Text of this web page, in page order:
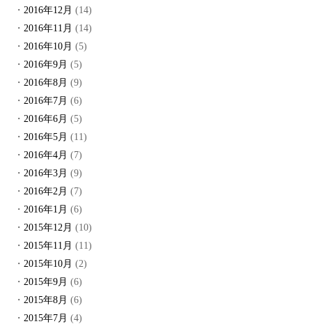
2016年12月 (14)
2016年11月 (14)
2016年10月 (5)
2016年9月 (5)
2016年8月 (9)
2016年7月 (6)
2016年6月 (5)
2016年5月 (11)
2016年4月 (7)
2016年3月 (9)
2016年2月 (7)
2016年1月 (6)
2015年12月 (10)
2015年11月 (11)
2015年10月 (2)
2015年9月 (6)
2015年8月 (6)
2015年7月 (4)